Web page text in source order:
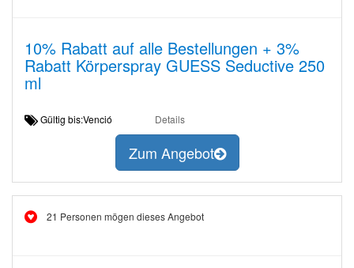
10% Rabatt auf alle Bestellungen + 3%
Rabatt Körperspray GUESS Seductive 250
ml
Gültig bis:Venció Details
Zum Angebot
21 Personen mögen dieses Angebot